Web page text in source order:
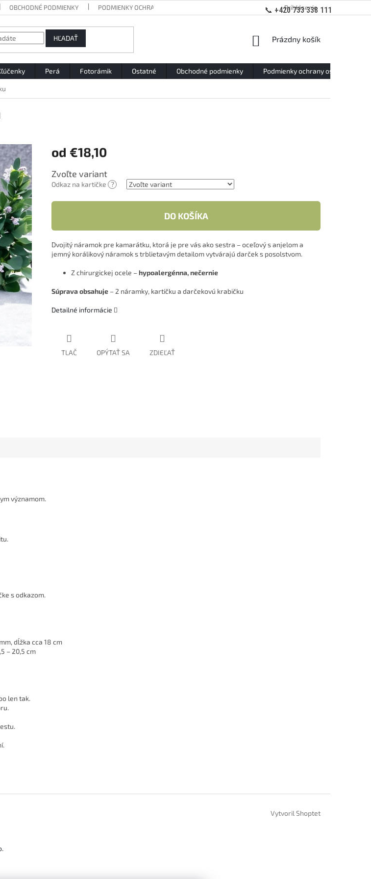
📞 +420 733 338 111
OBCHODNÉ PODMIENKY PODMIENKY OCHRANY OSOBNÝCH ÚDAJOV Prihlásenie
HĽADAŤ
NÁKUPNÝ
Prázdny košík
Perá Fotorámik Ostatné Obchodné podmienky Podmienky ochrany osobných
od €18,10
Jednotková
cena:
Zvoľte variant
Odkaz na kartičke ?
DO KOŠÍKA
Dvojitý náramok pre kamarátku, ktorá je pre vás ako sestra – oceľový s anjelom a
jemný korálikový náramok s trblietavým detailom vytvárajú darček s posolstvom.
Z chirurgickej ocele –hypoalergénna, nečernie
Súprava obsahuje – 2 náramky, kartičku a darčekovú krabičku
Detailné informácie
TLAČ OPÝTAŤ SA ZDIEĽAŤ
významom.
s odkazom.
dĺžka cca 18 cm
– 20,5 cm
len tak.
Vytvoril Shoptet